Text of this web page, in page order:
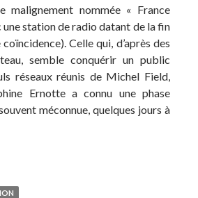
malignement nommée « France
station de radio datant de la fin
Celle qui, d’après des
semble conquérir un public
réseaux réunis de Michel Field,
Ernotte a connu une phase
méconnue, quelques jours à